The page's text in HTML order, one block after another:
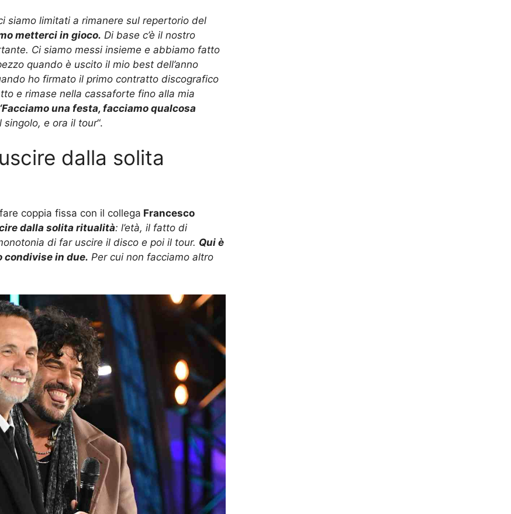
siamo limitati a rimanere sul repertorio del
metterci in gioco. Di base c’è il nostro
Ci siamo messi insieme e abbiamo fatto
quando è uscito il mio best dell’anno
ho firmato il primo contratto discografico
e rimase nella cassaforte fino alla mia
una festa, facciamo qualcosa
singolo, e ora il tour“.
dalla solita
coppia fissa con il collega Francesco
dalla solita ritualità: l’età, il fatto di
di far uscire il disco e poi il tour. Qui è
condivise in due. Per cui non facciamo altro